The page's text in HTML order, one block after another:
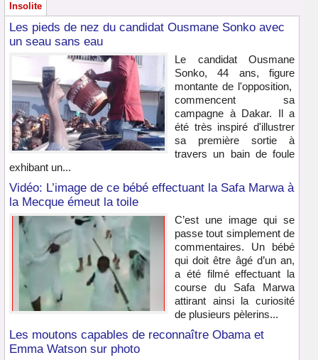
Insolite
Les pieds de nez du candidat Ousmane Sonko avec
un seau sans eau
Le candidat Ousmane
Sonko, 44 ans, figure
montante de l'opposition,
commencent sa
campagne à Dakar. Il a
été très inspiré d'illustrer
sa première sortie à
travers un bain de foule
exhibant un...
Vidéo: L’image de ce bébé effectuant la Safa Marwa à
la Mecque émeut la toile
C’est une image qui se
passe tout simplement de
commentaires. Un bébé
qui doit être âgé d’un an,
a été filmé effectuant la
course du Safa Marwa
attirant ainsi la curiosité
de plusieurs pèlerins...
Les moutons capables de reconnaître Obama et
Emma Watson sur photo